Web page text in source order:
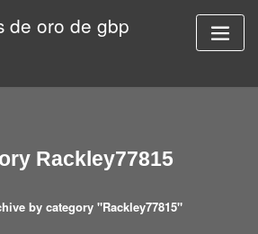
de oro de gbp
Rackley77815
by category "Rackley77815"